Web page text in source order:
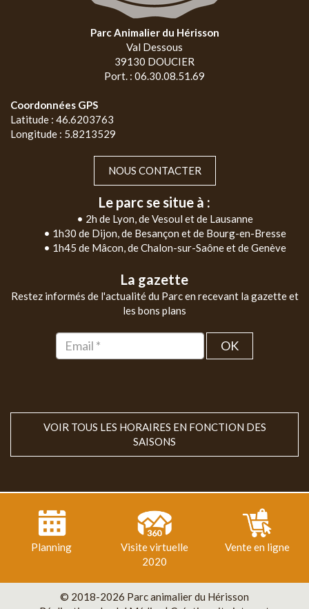
Parc Animalier du Hérisson
Val Dessous
39130 DOUCIER
Port. : 06.30.08.51.69
Coordonnées GPS
Latitude : 46.6203763
Longitude : 5.8213529
NOUS CONTACTER
Le parc se situe à :
• 2h de Lyon, de Vesoul et de Lausanne
• 1h30 de Dijon, de Besançon et de Bourg-en-Bresse
• 1h45 de Mâcon, de Chalon-sur-Saône et de Genève
La gazette
Restez informés de l'actualité du Parc en recevant la gazette et
les bons plans
OK
VOIR TOUS LES HORAIRES EN FONCTION DES
SAISONS
Planning
Visite virtuelle
2020
Vente en ligne
© 2018-2026 Parc animalier du Hérisson